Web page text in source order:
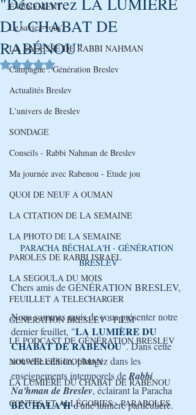
ÉVÉNEMENT
Le saviez-vous?
LA SAGESSE DE RABBI NAHMAN
Campagne : Génération Breslev
Actualités Breslev
L'univers de Breslev
SONDAGE
Conseils - Rabbi Nahman de Breslev
Ma journée avec Rabenou - Etude jou
QUOI DE NEUF A OUMAN
LA CITATION DE LA SEMAINE
LA PHOTO DE LA SEMAINE
PAROLES DE RABBI ISRAEL
LA SEGOULA DU MOIS
FEUILLET A TELECHARGER
GENERATION BRESLEV - FILM
LE PODCAST DE GÉNÉRATION BRESLEV
NOUVELLES D'OUMAN
LA LUMIÈRE DU CHABAT DE RABÉNOU
CONTES ET ALLÉGORIES - PARABOLES
DU CHABAT DE
RABÉNOU"
Noté NaN étoiles sur 5.
PARACHA BÉCHALA'H - GÉNÉRATION
BRESLEV
Chers amis de GÉNÉRATION BRESLEV,
Nous sommes ravis de vous présenter notre
dernier feuillet, "LA LUMIÈRE DU
CHABAT DE RABÉNOU". Dans cette
nouvelle édition, plongez dans les
enseignements intemporels de Rabbi
Na'hman de Breslev, éclairant la Paracha
BÉCHALA'H d'une lumière particulière.